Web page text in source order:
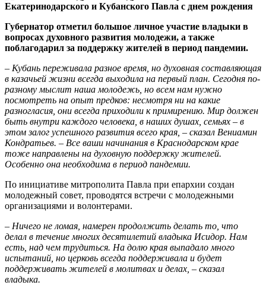
Губернатор отметил большое личное участие владыки в
вопросах духовного развития молодежи, а также
поблагодарил за поддержку жителей в период пандемии.
– Кубань переживала разное время, но духовная составляющая
в казачьей жизни всегда выходила на первый план. Сегодня по-
разному мыслит наша молодежь, но всем нам нужно
посмотреть на опыт предков: несмотря ни на какие
разногласия, они всегда приходили к примирению. Мир должен
быть внутри каждого человека, в наших душах, семьях – в
этом залог успешного развития всего края, – сказал Вениамин
Кондратьев. – Все ваши начинания в Краснодарском крае
тоже направлены на духовную поддержку жителей.
Особенно она необходима в период пандемии.
По инициативе митрополита Павла при епархии создан
молодежный совет, проводятся встречи с молодежными
организациями и волонтерами.
– Ничего не ломая, намерен продолжить делать то, что
делал в течение многих десятилетий владыка Исидор. Нам
есть, над чем трудиться. На долю края выпадало много
испытаний, но церковь всегда поддерживала и будет
поддерживать жителей в молитвах и делах, – сказал
владыка.